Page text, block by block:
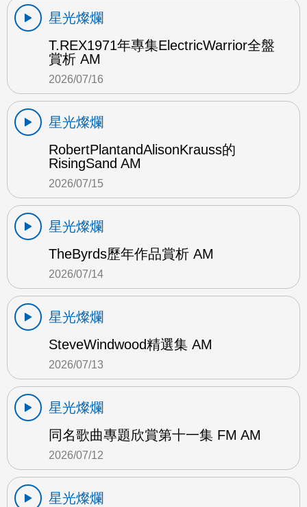
星光燦爛
T.REX1971年專集ElectricWarrior全盤
賞析 AM
2026/07/16
星光燦爛
RobertPlantandAlisonKrauss的
RisingSand AM
2026/07/15
星光燦爛
TheByrds歷年作品賞析 AM
2026/07/14
星光燦爛
SteveWindwood精選集 AM
2026/07/13
星光燦爛
同名歌曲專題欣賞第十一集 FM AM
2026/07/12
星光燦爛